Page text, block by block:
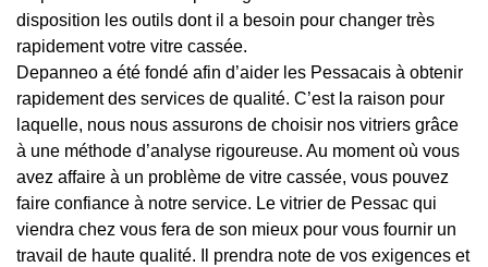
disposition les outils dont il a besoin pour changer très
rapidement votre vitre cassée.
Depanneo a été fondé afin d’aider les Pessacais à obtenir
rapidement des services de qualité. C’est la raison pour
laquelle, nous nous assurons de choisir nos vitriers grâce
à une méthode d’analyse rigoureuse. Au moment où vous
avez affaire à un problème de vitre cassée, vous pouvez
faire confiance à notre service. Le vitrier de Pessac qui
viendra chez vous fera de son mieux pour vous fournir un
travail de haute qualité. Il prendra note de vos exigences et